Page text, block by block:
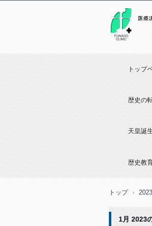
トップ
歴史の
天皇誕
歴史教
トップ ›
1月 2023